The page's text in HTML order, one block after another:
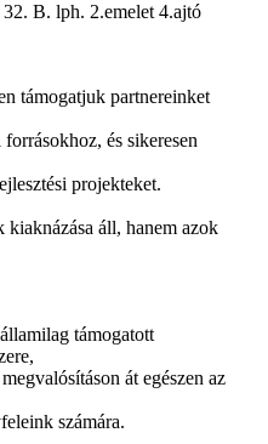
B. lph. 2.emelet 4.ajtó
támogatjuk partnereinket
és sikeresen
projekteket.
kiaknázása áll, hanem azok
támogatott
át egészen az
számára.